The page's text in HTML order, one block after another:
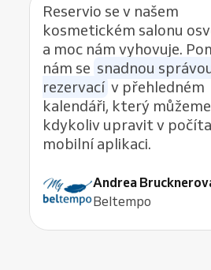
Reservio se v našem
kosmetickém salonu
a moc nám vyhovuje.
nám se snadnou
rezervací v přehledném
kalendáři, který můžeme
kdykoliv upravit v
mobilní aplikaci.
Andrea
Beltempo